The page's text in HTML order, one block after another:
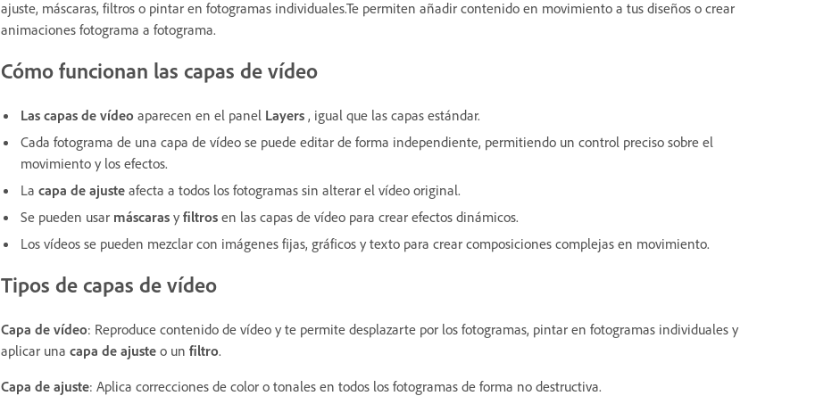
ajuste, máscaras, filtros o pintar en fotogramas individuales.Te permiten añadir contenido en movimiento a tus diseños o crear
animaciones fotograma a fotograma.
Cómo funcionan las capas de vídeo
Las capas de vídeo aparecen en el panel Layers , igual que las capas estándar.
Cada fotograma de una capa de vídeo se puede editar de forma independiente, permitiendo un control preciso sobre el
movimiento y los efectos.
La capa de ajuste afecta a todos los fotogramas sin alterar el vídeo original.
Se pueden usar máscaras y filtros en las capas de vídeo para crear efectos dinámicos.
Los vídeos se pueden mezclar con imágenes fijas, gráficos y texto para crear composiciones complejas en movimiento.
Tipos de capas de vídeo
Capa de vídeo: Reproduce contenido de vídeo y te permite desplazarte por los fotogramas, pintar en fotogramas individuales y
aplicar una capa de ajuste o un filtro.
Capa de ajuste: Aplica correcciones de color o tonales en todos los fotogramas de forma no destructiva.